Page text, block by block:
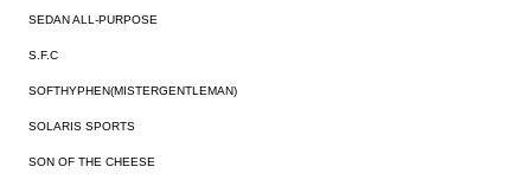
SEDAN ALL-PURPOSE
S.F.C
SOFTHYPHEN(MISTERGENTLEMAN)
SOLARIS SPORTS
SON OF THE CHEESE